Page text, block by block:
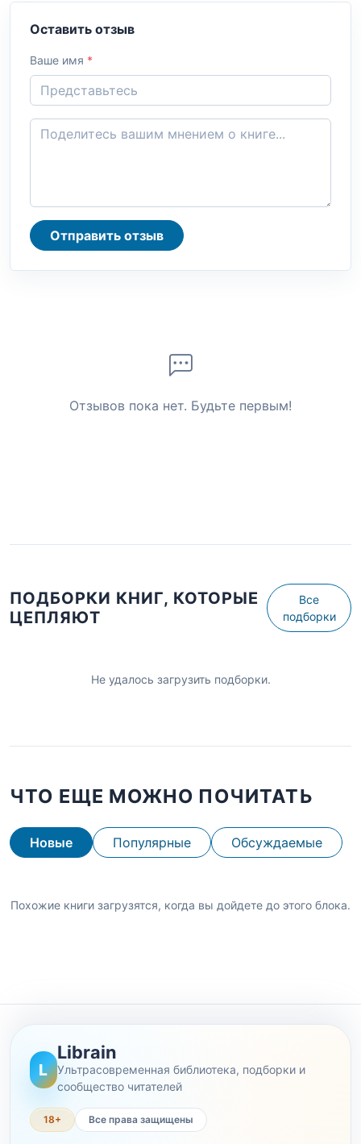
Оставить отзыв
Ваше имя *
Отправить отзыв
Отзывов пока нет. Будьте первым!
ПОДБОРКИ КНИГ, КОТОРЫЕ
ЦЕПЛЯЮТ
Все
подборки
Не удалось загрузить подборки.
ЧТО ЕЩЕ МОЖНО ПОЧИТАТЬ
Новые Популярные Обсуждаемые
Похожие книги загрузятся, когда вы дойдете до этого блока.
L
Librain
Ультрасовременная библиотека, подборки и
сообщество читателей
18+ Все права защищены